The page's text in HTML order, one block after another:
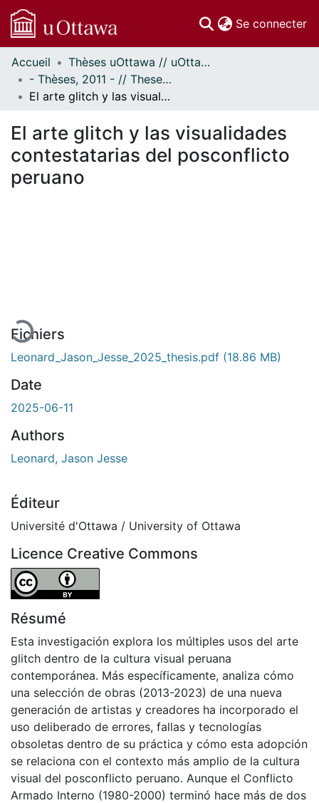
Se connecter
Communautés
et collections
Parcourir
À propos
Accueil
Thèses uOttawa // uOttawa Theses
- Thèses, 2011 - // Theses, 2011 -
El arte glitch y las visualidades contestatarias del posconflicto peruano
El arte glitch y las visualidades
contestatarias del posconflicto
peruano
Fichiers
Leonard_Jason_Jesse_2025_thesis.pdf (18.86 MB)
Date
2025-06-11
Authors
Leonard, Jason Jesse
Éditeur
Université d'Ottawa / University of Ottawa
Licence Creative Commons
Attribution 4.0 International
Résumé
Esta investigación explora los múltiples usos del arte
glitch dentro de la cultura visual peruana
contemporánea. Más específicamente, analiza cómo
una selección de obras (2013-2023) de una nueva
generación de artistas y creadores ha incorporado el
uso deliberado de errores, fallas y tecnologías
obsoletas dentro de su práctica y cómo esta adopción
se relaciona con el contexto más amplio de la cultura
visual del posconflicto peruano. Aunque el Conflicto
Armado Interno (1980-2000) terminó hace más de dos